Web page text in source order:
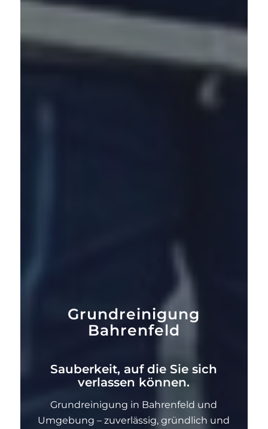
Grundreinigung
Bahrenfeld
Sauberkeit, auf die Sie sich
verlassen können.
Grundreinigung in Bahrenfeld und
Umgebung – zuverlässig, gründlich und